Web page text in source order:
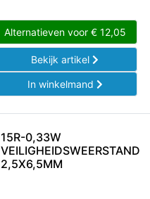
Alternatieven voor €12,05
Bekijk artikel
In winkelmand
15R-0,33W
VEILIGHEIDSWEERSTAND
2,5X6,5MM